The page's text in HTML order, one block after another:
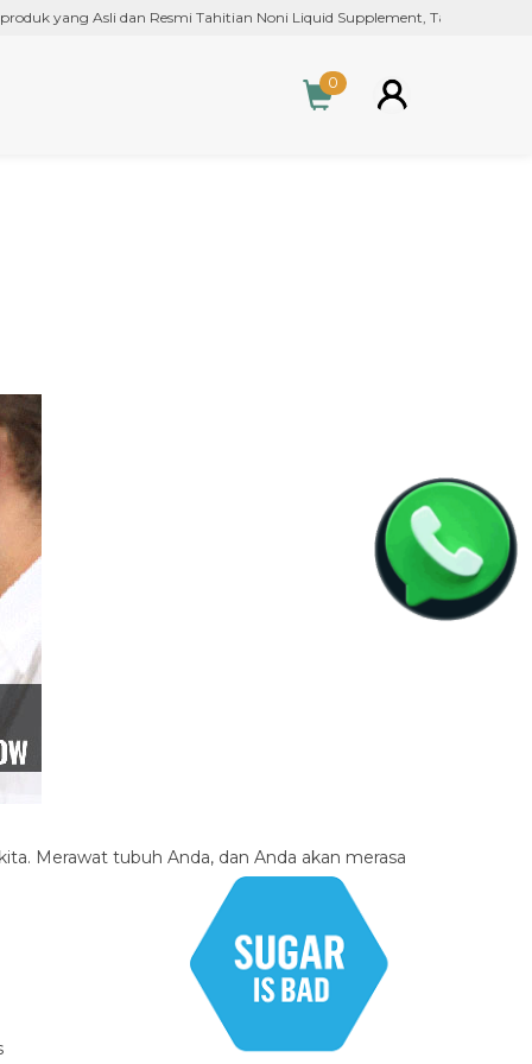
yang Asli dan Resmi Tahitian Noni Liquid Supplement, Tahitian Noni
0
Merawat tubuh Anda, dan Anda akan merasa